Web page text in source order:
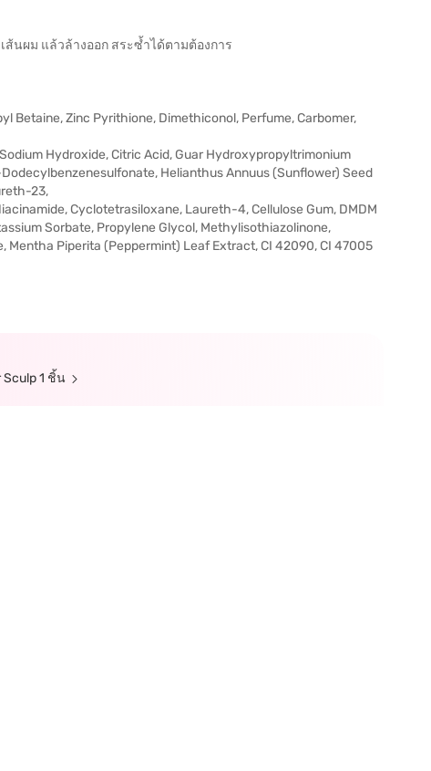
นผม แล้วล้างออก สระซ้ำได้ตามต้องการ
Betaine, Zinc Pyrithione, Dimethiconol, Perfume, Carbomer,
Hydroxide, Citric Acid, Guar Hydroxypropyltrimonium
Helianthus Annuus (Sunflower) Seed
23,
Cyclotetrasiloxane, Laureth-4, Cellulose Gum, DMDM
Sorbate, Propylene Glycol, Methylisothiazolinone,
Mentha Piperita (Peppermint) Leaf Extract, CI 42090, CI 47005
Sculp 1 ชิ้น